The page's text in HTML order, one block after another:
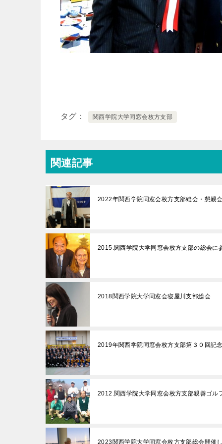
タグ 関西学院大学同窓会枚方支部
関連記事
2022年関西学院同窓会枚方支部総会・懇親
2015.関西学院大学同窓会枚方支部の総会に
2018関西学院大学同窓会寝屋川支部総会
2019年関西学院同窓会枚方支部第３０回記
2012.関西学院大学同窓会枚方支部親善ゴル
2023関西学院大学同窓会枚方支部総会開催